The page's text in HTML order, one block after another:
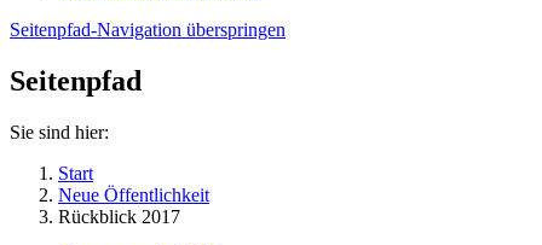
Seitenpfad-Navigation überspringen
Seitenpfad
Sie sind hier:
Start
Neue Öffentlichkeit
Rückblick 2017